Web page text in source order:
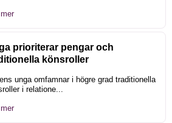
prioriterar pengar och
könsroller
unga omfamnar i högre grad traditionella
i relatione...